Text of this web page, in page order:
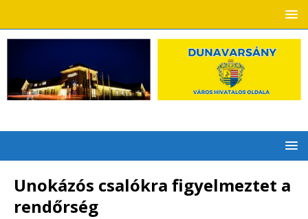
Unokázós csalókra figyelmeztet a
rendőrség